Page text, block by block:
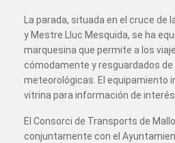
La parada, situada en el cruce de
y Mestre Lluc Mesquida, se ha
marquesina que permite a los
cómodamente y resguardados
meteorológicas. El equipamiento
vitrina para información de
El Consorci de Transports de
conjuntamente con el